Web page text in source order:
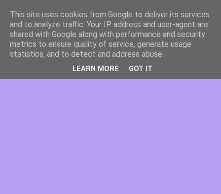
This site uses cookies from Google to deliver its services
and to analyze traffic. Your IP address and user-agent are
shared with Google along with performance and security
metrics to ensure quality of service, generate usage
statistics, and to detect and address abuse.
LEARN MORE GOT IT